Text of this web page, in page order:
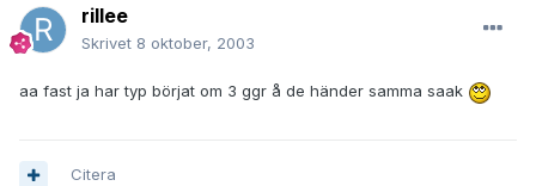
rillee
Skrivet 8 oktober, 2003
aa fast ja har typ börjat om 3 ggr å de händer samma saak
Citera